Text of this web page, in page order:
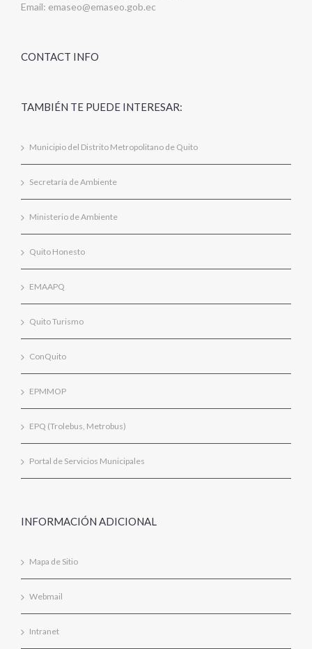
Email: emaseo@emaseo.gob.ec
CONTACT INFO
TAMBIÉN TE PUEDE INTERESAR:
Municipio del Distrito Metropolitano de Quito
Secretaría de Ambiente
Ministerio de Ambiente
Quito Honesto
EMAAPQ
Quito Turismo
ConQuito
EPMMOP
EPQ (Trolebus, Metrobus)
Portal de Servicios Municipales
INFORMACIÓN ADICIONAL
Mapa de Sitio
Webmail
Intranet